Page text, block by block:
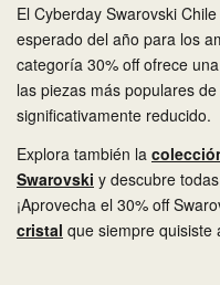
El Cyberday Swarovski
esperado del año para los
categoría 30% off ofrece
las piezas más populares
significativamente reducido.
Explora también la
Swarovski y descubre
¡Aprovecha el 30% off
cristal que siempre quisiste